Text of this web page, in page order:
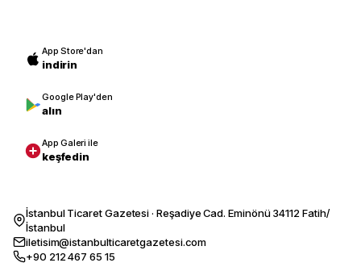
App Store'dan
indirin
Google Play'den
alın
App Galeri ile
keşfedin
İstanbul Ticaret Gazetesi · Reşadiye Cad. Eminönü 34112 Fatih/
İstanbul
iletisim@istanbulticaretgazetesi.com
+90 212 467 65 15